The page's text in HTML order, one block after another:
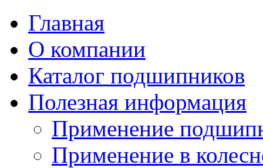
Главная
О компании
Каталог подшипников
Полезная информация
Применение
Применение в